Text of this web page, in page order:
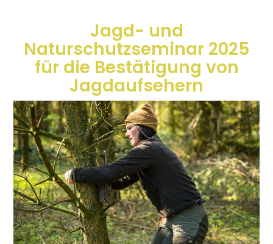
Jagd- und
Naturschutzseminar 2025
für die Bestätigung von
Jagdaufsehern